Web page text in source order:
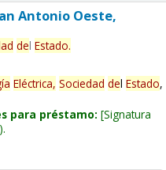
Antonio Oeste,
del Estado.
Eléctrica, Sociedad del Estado,
para préstamo: Signatura